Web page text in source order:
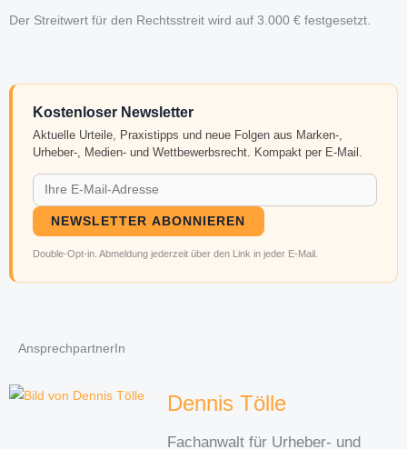
Der Streitwert für den Rechtsstreit wird auf 3.000 € festgesetzt.
Kostenloser Newsletter
Aktuelle Urteile, Praxistipps und neue Folgen aus Marken-,
Urheber-, Medien- und Wettbewerbsrecht. Kompakt per E-Mail.
NEWSLETTER ABONNIEREN
Double-Opt-in. Abmeldung jederzeit über den Link in jeder E-Mail.
AnsprechpartnerIn
Dennis Tölle
Fachanwalt für Urheber- und